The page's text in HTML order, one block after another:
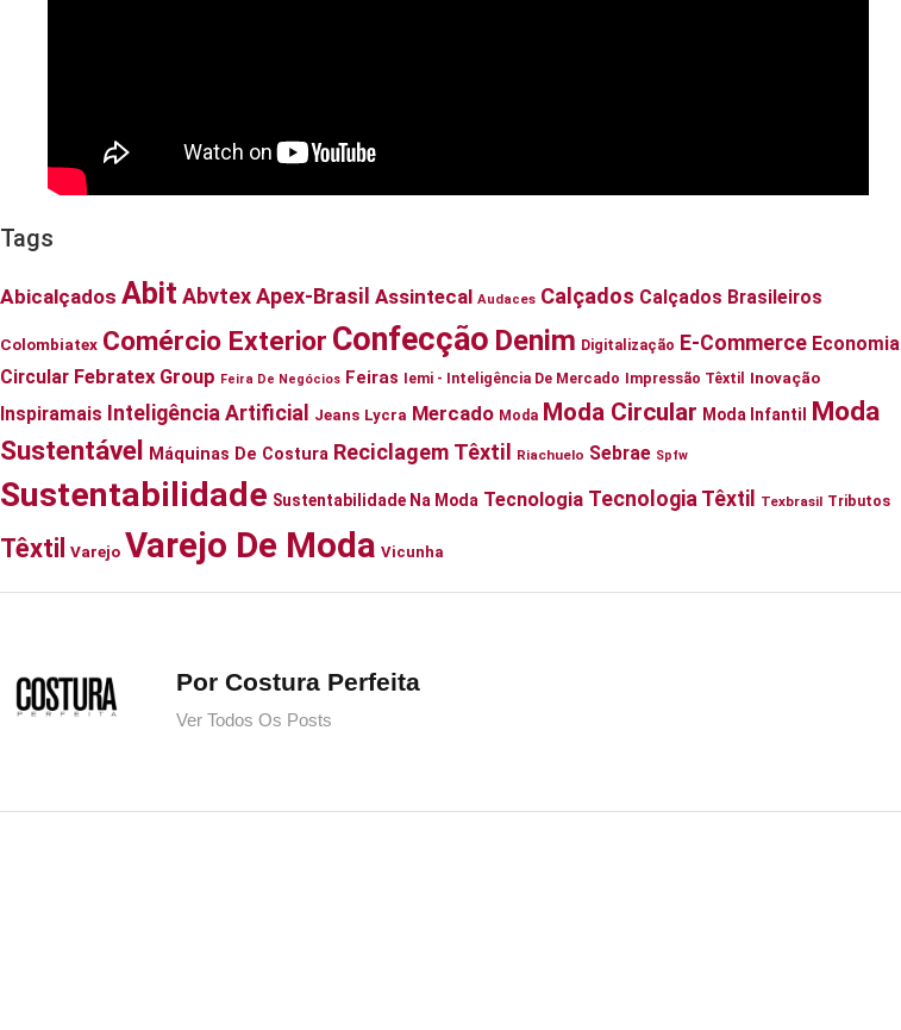
Tags
Abicalçados Abit AbvtexApex-Brasil Assintecal Audaces Calçados Calçados Brasileiros
Colombiatex Comércio Exterior Confecção Denim Digitalização E-Commerce Economia
Circular Febratex Group Feira De Negócios Feiras Iemi - Inteligência De Mercado Impressão Têxtil Inovação
Inspiramais Inteligência Artificial Jeans Lycra Mercado Moda Moda Circular Moda Infantil
Moda
Sustentável
Máquinas De Costura Reciclagem Têxtil Riachuelo Sebrae Spfw
Sustentabilidade Sustentabilidade Na Moda Tecnologia Tecnologia Têxtil Texbrasil Tributos
Têxtil Varejo Varejo De Moda Vicunha
Por Costura Perfeita
Ver Todos Os Posts